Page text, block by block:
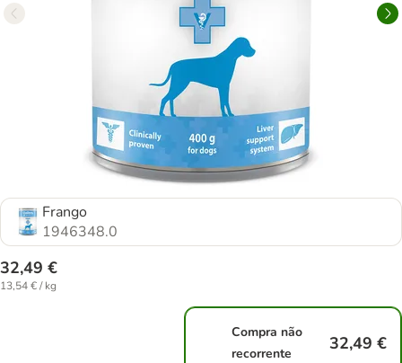
Frango
1946348.0
32,49 €
13,54 € / kg
Compra não
recorrente
32,49 €